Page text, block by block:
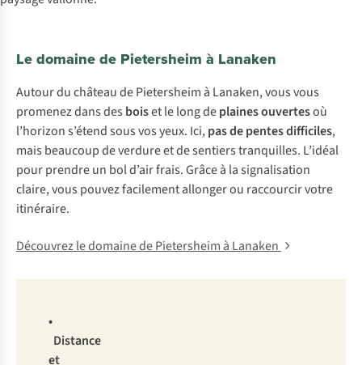
Le domaine de Pietersheim à Lanaken
Autour du château de Pietersheim à Lanaken, vous vous
promenez dans des boiset le long deplaines ouvertesoù
l’horizon s’étend sous vos yeux. Ici,pas de pentes difficiles,
mais beaucoup de verdure et de sentiers tranquilles. L’idéal
pour prendre un bol d’air frais. Grâce à la signalisation
claire, vous pouvez facilement allonger ou raccourcir votre
itinéraire.
Découvrez le domaine de Pietersheim à Lanaken
•
Distance
et